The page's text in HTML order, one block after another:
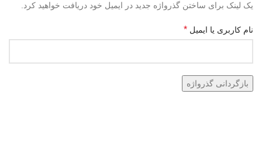
یک لینک برای ساختن گذرواژه جدید در ایمیل خود دریافت خواهید کرد.
نام کاربری یا ایمیل *
بازگردانی گذرواژه